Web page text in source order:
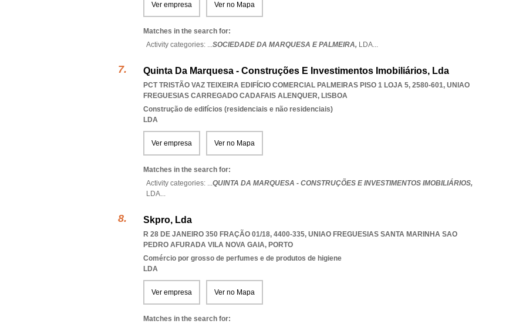
Ver empresa Ver no Mapa
Matches in the search for:
Activity categories: ...SOCIEDADE DA MARQUESA E PALMEIRA, LDA...
Quinta Da Marquesa - Construções E Investimentos Imobiliários, Lda
PCT TRISTÃO VAZ TEIXEIRA EDIFÍCIO COMERCIAL PALMEIRAS PISO 1 LOJA 5, 2580-601, UNIAO
FREGUESIAS CARREGADO CADAFAIS ALENQUER, LISBOA
Construção de edifícios (residenciais e não residenciais)
LDA
Ver empresa Ver no Mapa
Matches in the search for:
Activity categories: ...QUINTA DA MARQUESA - CONSTRUÇÕES E INVESTIMENTOS IMOBILIÁRIOS,
LDA...
Skpro, Lda
R 28 DE JANEIRO 350 FRAÇÃO 01/18, 4400-335, UNIAO FREGUESIAS SANTA MARINHA SAO
PEDRO AFURADA VILA NOVA GAIA, PORTO
Comércio por grosso de perfumes e de produtos de higiene
LDA
Ver empresa Ver no Mapa
Matches in the search for: